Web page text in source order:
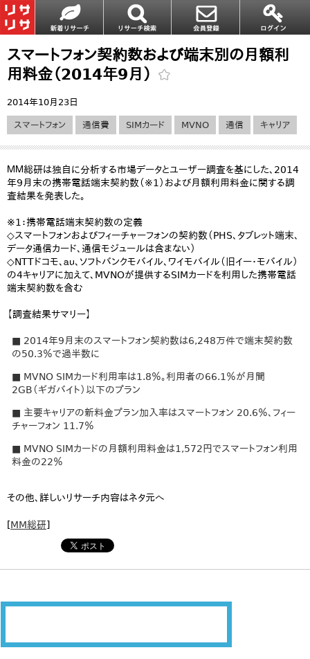
スマートフォン契約数および端末別の月額利
用料金（2014年9月）
2014年10月23日
スマートフォン 通信費 SIMカード MVNO 通信 キャリア
ＭＭ総研は独自に分析する市場データとユーザー調査を基にした、2014
年9月末の携帯電話端末契約数（※1）および月額利用料金に関する調
査結果を発表した。
※1：携帯電話端末契約数の定義
◇スマートフォンおよびフィーチャーフォンの契約数（PHS、タブレット端末、
データ通信カード、通信モジュールは含まない）
◇NTTドコモ、ａｕ、ソフトバンクモバイル、ワイモバイル（旧イー・モバイル）
の4キャリアに加えて、MVNOが提供するSIMカードを利用した携帯電話
端末契約数を含む
【調査結果サマリー】
■ 2014年9月末のスマートフォン契約数は6,248万件で端末契約数
の50.3％で過半数に
■ MVNO SIMカード利用率は1.8％。利用者の66.1％が月間
2GB（ギガバイト）以下のプラン
■ 主要キャリアの新料金プラン加入率はスマートフォン 20.6％、フィー
チャーフォン 11.7％
■ MVNO SIMカードの月額利用料金は1,572円でスマートフォン利用
料金の22％
その他、詳しいリサーチ内容はネタ元へ
[MM総研]